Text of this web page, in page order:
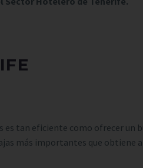
es tan eficiente como ofrecer un
más importantes que obtiene